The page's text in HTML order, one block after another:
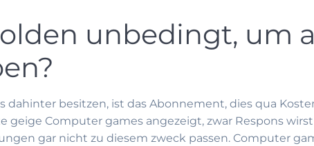
unbedingt, um
dahinter besitzen, ist das Abonnement, dies qua
geige Computer games angezeigt, zwar Respons
gar nicht zu diesem zweck passen. Computer